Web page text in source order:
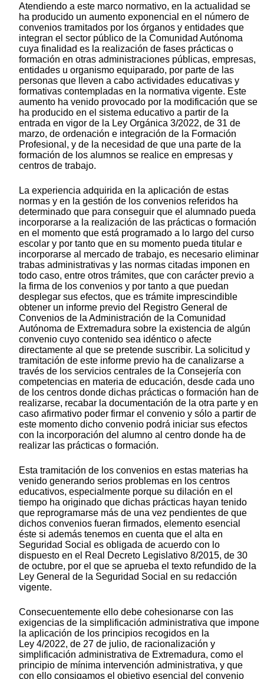
Atendiendo a este marco normativo, en la actualidad se
ha producido un aumento exponencial en el número de
convenios tramitados por los órganos y entidades que
integran el sector público de la Comunidad Autónoma
cuya finalidad es la realización de fases prácticas o
formación en otras administraciones públicas, empresas,
entidades u organismo equiparado, por parte de las
personas que lleven a cabo actividades educativas y
formativas contempladas en la normativa vigente. Este
aumento ha venido provocado por la modificación que se
ha producido en el sistema educativo a partir de la
entrada en vigor de la Ley Orgánica 3/2022, de 31 de
marzo, de ordenación e integración de la Formación
Profesional, y de la necesidad de que una parte de la
formación de los alumnos se realice en empresas y
centros de trabajo.
La experiencia adquirida en la aplicación de estas
normas y en la gestión de los convenios referidos ha
determinado que para conseguir que el alumnado pueda
incorporarse a la realización de las prácticas o formación
en el momento que está programado a lo largo del curso
escolar y por tanto que en su momento pueda titular e
incorporarse al mercado de trabajo, es necesario eliminar
trabas administrativas y las normas citadas imponen en
todo caso, entre otros trámites, que con carácter previo a
la firma de los convenios y por tanto a que puedan
desplegar sus efectos, que es trámite imprescindible
obtener un informe previo del Registro General de
Convenios de la Administración de la Comunidad
Autónoma de Extremadura sobre la existencia de algún
convenio cuyo contenido sea idéntico o afecte
directamente al que se pretende suscribir. La solicitud y
tramitación de este informe previo ha de canalizarse a
través de los servicios centrales de la Consejería con
competencias en materia de educación, desde cada uno
de los centros donde dichas prácticas o formación han de
realizarse, recabar la documentación de la otra parte y en
caso afirmativo poder firmar el convenio y sólo a partir de
este momento dicho convenio podrá iniciar sus efectos
con la incorporación del alumno al centro donde ha de
realizar las prácticas o formación.
Esta tramitación de los convenios en estas materias ha
venido generando serios problemas en los centros
educativos, especialmente porque su dilación en el
tiempo ha originado que dichas prácticas hayan tenido
que reprogramarse más de una vez pendientes de que
dichos convenios fueran firmados, elemento esencial
éste si además tenemos en cuenta que el alta en
Seguridad Social es obligada de acuerdo con lo
dispuesto en el Real Decreto Legislativo 8/2015, de 30
de octubre, por el que se aprueba el texto refundido de la
Ley General de la Seguridad Social en su redacción
vigente.
Consecuentemente ello debe cohesionarse con las
exigencias de la simplificación administrativa que impone
la aplicación de los principios recogidos en la
Ley 4/2022, de 27 de julio, de racionalización y
simplificación administrativa de Extremadura, como el
principio de mínima intervención administrativa, y que
con ello consigamos el objetivo esencial del convenio